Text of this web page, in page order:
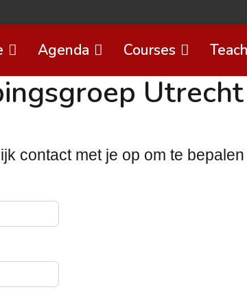
Agenda Courses
contact met je op om te